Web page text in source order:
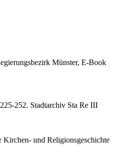
Münster, E-Book
252. Stadtarchiv Sta Re III
und Religionsgeschichte